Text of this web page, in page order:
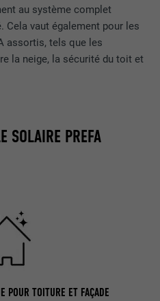
au système complet
Cela vaut également pour les
assortis, tels que les
la neige, la sécurité du toit et
SOLAIRE PREFA
POUR TOITURE ET FAÇADE